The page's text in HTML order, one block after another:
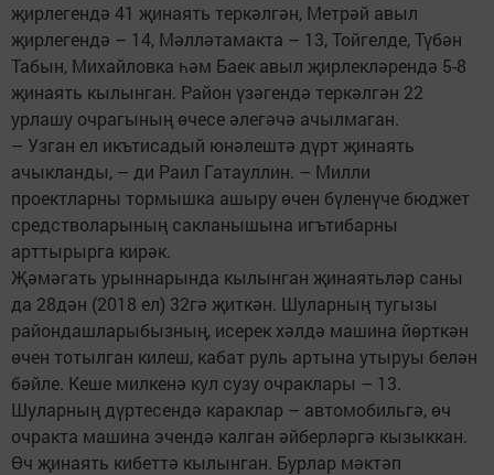
җирлегендә 41 җинаять теркәлгән, Метрәй авыл
җирлегендә – 14, Мәлләтамакта – 13, Тойгелде, Түбән
Табын, Михайловка һәм Баек авыл җирлекләрендә 5-8
җинаять кылынган. Район үзәгендә теркәлгән 22
урлашу очрагының өчесе әлегәчә ачылмаган.
– Узган ел икътисадый юнәлештә дүрт җинаять
ачыкланды, – ди Раил Гатауллин. – Милли
проектларны тормышка ашыру өчен бүленүче бюджет
средстволарының сакланышына игътибарны
арттырырга кирәк.
Җәмәгать урыннарында кылынган җинаятьләр саны
да 28дән (2018 ел) 32гә җиткән. Шуларның тугызы
райондашларыбызның, исерек хәлдә машина йөрткән
өчен тотылган килеш, кабат руль артына утыруы белән
бәйле. Кеше милкенә кул сузу очраклары – 13.
Шуларның дүртесендә караклар – автомобильгә, өч
очракта машина эчендә калган әйберләргә кызыккан.
Өч җинаять кибеттә кылынган. Бурлар мәктәп